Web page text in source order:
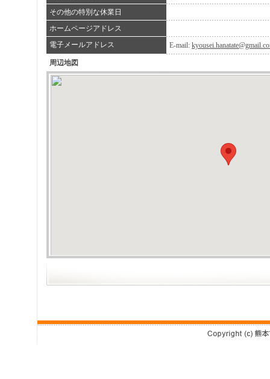
その他の特別な休業日
ホームページアドレス
電子メールアドレス
E-mail:
周辺地図